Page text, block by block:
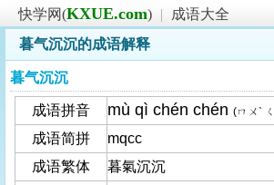
快学网(KXUE.com) |
成语大全
暮气沉沉的成语解释
暮气沉沉
成语拼音 mù qì chén chén (ㄇㄨˋ
成语简拼
mqcc
成语繁体
暮氣沉沉